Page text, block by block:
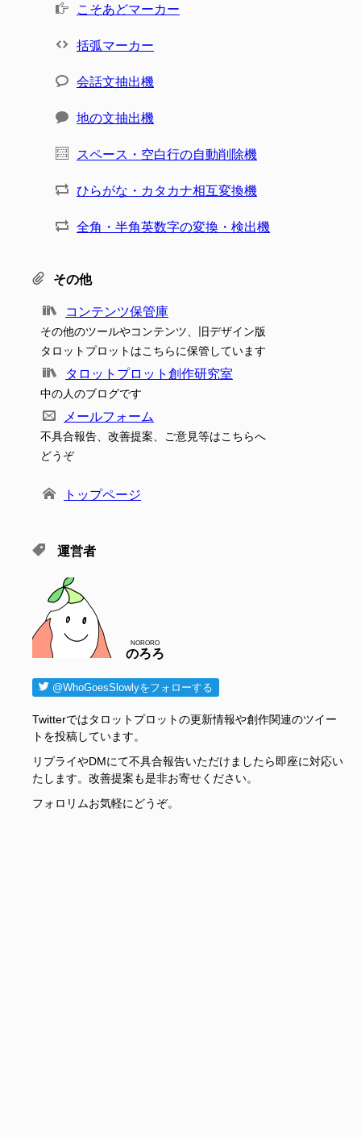
こそあどマーカー
括弧マーカー
会話文抽出機
地の文抽出機
スペース・空白行の自動削除機
ひらがな・カタカナ相互変換機
全角・半角英数字の変換・検出機
その他
コンテンツ保管庫
その他のツールやコンテンツ、旧デザイン版
タロットプロットはこちらに保管しています
タロットプロット創作研究室
中の人のブログです
メールフォーム
不具合報告、改善提案、ご意見等はこちらへ
どうぞ
トップページ
運営者
のろろ
NORORO
@WhoGoesSlowlyをフォローする
Twitterではタロットプロットの更新情報や創作関連のツイー
トを投稿しています。
リプライやDMにて不具合報告いただけましたら即座に対応い
たします。改善提案も是非お寄せください。
フォロリムお気軽にどうぞ。